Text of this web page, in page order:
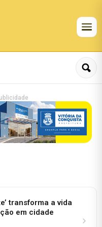
transforma a vida
em cidade